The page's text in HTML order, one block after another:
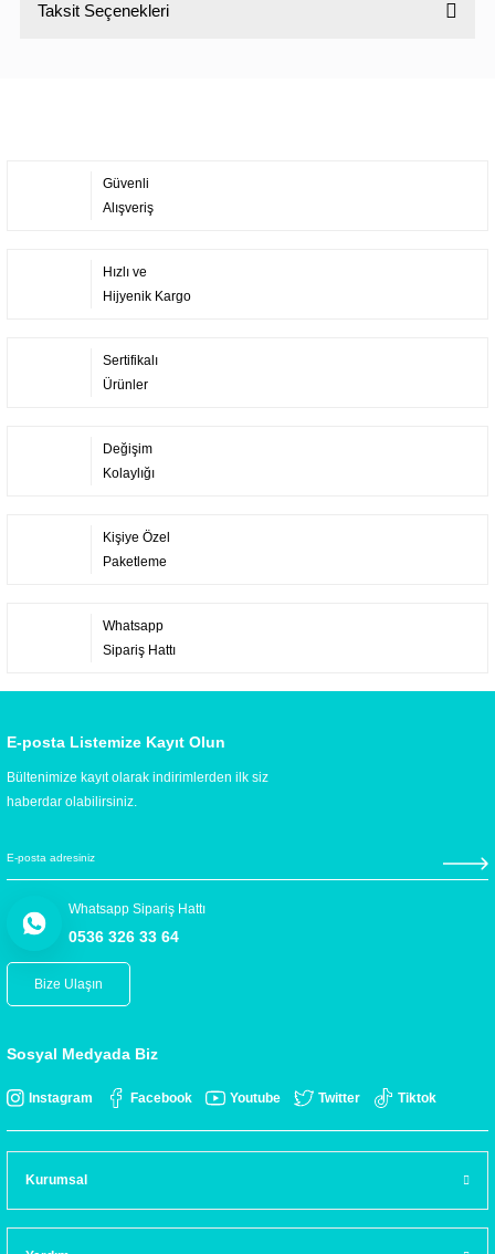
Taksit Seçenekleri
Güvenli
Alışveriş
Hızlı ve
Hijyenik Kargo
Sertifikalı
Ürünler
Değişim
Kolaylığı
Kişiye Özel
Paketleme
Whatsapp
Sipariş Hattı
E-posta Listemize Kayıt Olun
Bültenimize kayıt olarak indirimlerden ilk siz
haberdar olabilirsiniz.
Whatsapp Sipariş Hattı
0536 326 33 64
Bize Ulaşın
Sosyal Medyada Biz
Instagram Facebook Youtube Twitter Tiktok
Kurumsal